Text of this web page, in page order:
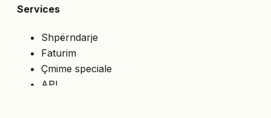
Services
Shpërndarje
Faturim
Çmime speciale
API